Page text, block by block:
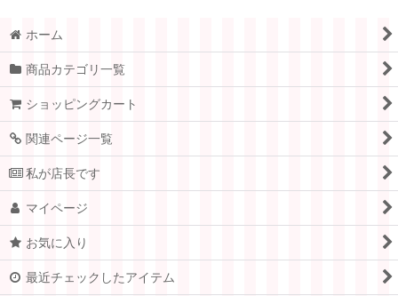
ホーム
商品カテゴリ一覧
ショッピングカート
関連ページ一覧
私が店長です
マイページ
お気に入り
最近チェックしたアイテム